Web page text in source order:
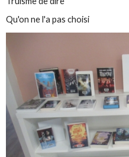
Qu'on ne l'a pas choisi